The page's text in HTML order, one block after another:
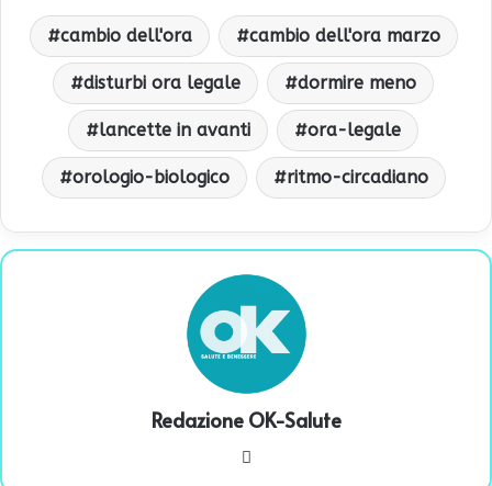
cambio dell'ora cambio dell'ora marzo
disturbi ora legale dormire meno
lancette in avanti ora-legale
orologio-biologico ritmo-circadiano
Redazione OK-Salute